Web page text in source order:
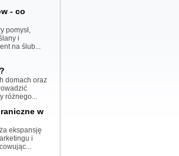
- co
pomysł,
i
na ślub...
domach oraz
różnego...
w
ekspansję
i